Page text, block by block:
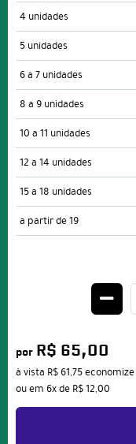
4 unidades
5 unidades
6 a 7 unidades
8 a 9 unidades
10 a 11 unidades
12 a 14 unidades
15 a 18 unidades
a partir de 19
por R$ 65,00
à vista R$ 61,75economize
ou em 6xde R$ 12,00